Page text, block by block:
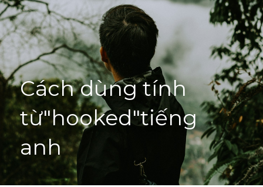
Học thử →
Cách dùng tính
từ"hooked"tiếng
anh